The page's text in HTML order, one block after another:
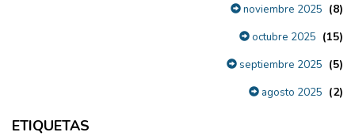
noviembre 2025 (8)
octubre 2025 (15)
septiembre 2025 (5)
agosto 2025 (2)
ETIQUETAS